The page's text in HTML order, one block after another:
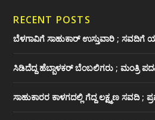
RECENT POSTS
ಬೆಳಗಾವಿಗೆ ಸಾಹುಕಾರ್ ಉಸ್ತುವಾರಿ ; ಸವದಿಗೆ
ಸಿಡಿದೆದ್ದ ಹೆಬ್ಬಾಳಕರ್ ಬೆಂಬಲಿಗರು ; ಮಂತ್ರಿ
ಸಾಹುಕಾರರ ಕಾಳಗದಲ್ಲಿ ಗೆದ್ದ ಲಕ್ಷ್ಮಣ ಸವದಿ ;